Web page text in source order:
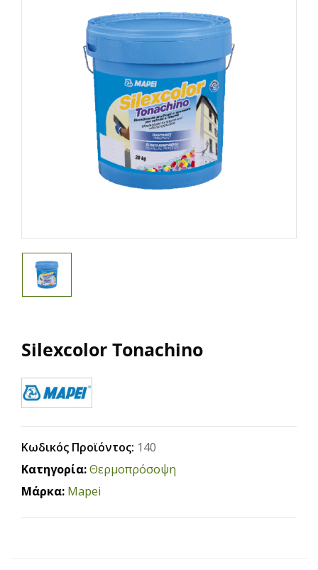
Silexcolor Tonachino
Κωδικός Προϊόντος: 140
Κατηγορία:Θερμοπρόσοψη
Μάρκα: Mapei